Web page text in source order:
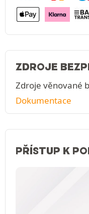
ZDROJE
Zdroje věnované
Dokumentace
PŘÍSTUP K